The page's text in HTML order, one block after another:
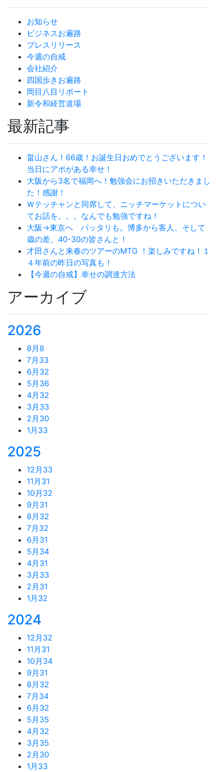
お知らせ
ビジネスお遍路
プレスリリース
今週の自戒
会社紹介
四国歩きお遍路
岡目八目リポート
新令和経営道場
最新記事
畠山さん！66歳！お誕生日おめでとうございます！
当日にアポがある幸せ！
大阪から3名で福岡へ！勉強会にお招きいただきまし
た！感謝！
Ｗテッチャンと同席して、ニッチマーケットについ
てお話を。。。なんでも勉強ですね！
大阪→東京へ バッタリも。博多から客人、そして
歳の差、40-30の皆さんと！
才田さんと来春のツアーのMTG ！楽しみですね！１
４年前の昨日の写真も！
【今週の自戒】幸せの調達方法
アーカイブ
2026
8月 8
7月 33
6月 32
5月 36
4月 32
3月 33
2月 30
1月 33
2025
12月 33
11月 31
10月 32
9月 31
8月 32
7月 32
6月 31
5月 34
4月 31
3月 33
2月 31
1月 32
2024
12月 32
11月 31
10月 34
9月 31
8月 32
7月 34
6月 32
5月 35
4月 32
3月 35
2月 30
1月 33